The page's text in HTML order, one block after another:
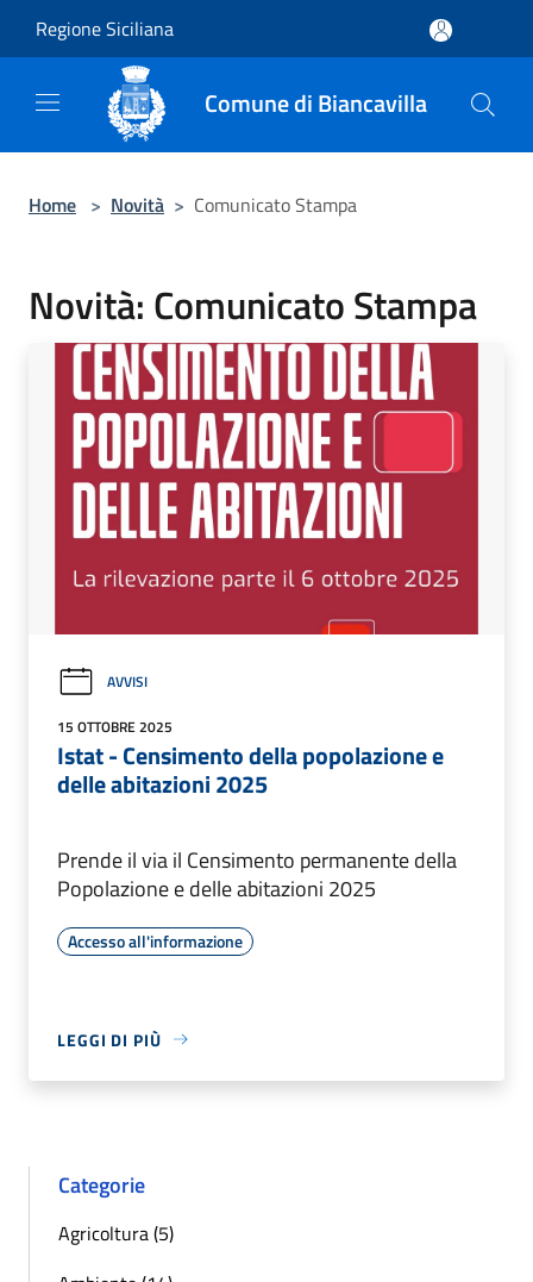
Regione Siciliana
Comune di Biancavilla
Home > Novità > Comunicato Stampa
Novità: Comunicato Stampa
AVVISI
15 OTTOBRE 2025
Istat - Censimento della popolazione e
delle abitazioni 2025
Prende il via il Censimento permanente della
Popolazione e delle abitazioni 2025
Accesso all'informazione
LEGGI DI PIÙ
Categorie
Agricoltura (5)